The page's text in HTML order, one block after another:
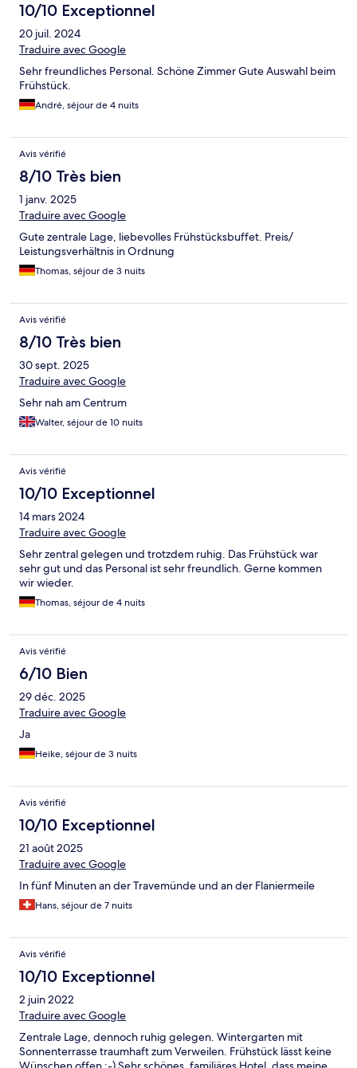
10/10 Exceptionnel
20 juil. 2024
Traduire avec Google
Sehr freundliches Personal. Schöne Zimmer Gute Auswahl beim
Frühstück.
André, séjour de 4 nuits
Avis vérifié
8/10 Très bien
1 janv. 2025
Traduire avec Google
Gute zentrale Lage, liebevolles Frühstücksbuffet. Preis/
Leistungsverhältnis in Ordnung
Thomas, séjour de 3 nuits
Avis vérifié
8/10 Très bien
30 sept. 2025
Traduire avec Google
Sehr nah am Centrum
Walter, séjour de 10 nuits
Avis vérifié
10/10 Exceptionnel
14 mars 2024
Traduire avec Google
Sehr zentral gelegen und trotzdem ruhig. Das Frühstück war
sehr gut und das Personal ist sehr freundlich. Gerne kommen
wir wieder.
Thomas, séjour de 4 nuits
Avis vérifié
6/10 Bien
29 déc. 2025
Traduire avec Google
Ja
Heike, séjour de 3 nuits
Avis vérifié
10/10 Exceptionnel
21 août 2025
Traduire avec Google
In fünf Minuten an der Travemünde und an der Flaniermeile
Hans, séjour de 7 nuits
Avis vérifié
10/10 Exceptionnel
2 juin 2022
Traduire avec Google
Zentrale Lage, dennoch ruhig gelegen. Wintergarten mit
Sonnenterrasse traumhaft zum Verweilen. Frühstück lässt keine